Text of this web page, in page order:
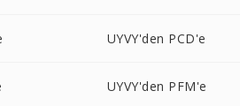
UYVY'den PCD'e
UYVY'den PFM'e